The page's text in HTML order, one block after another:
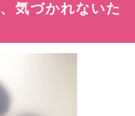
気づかれないた